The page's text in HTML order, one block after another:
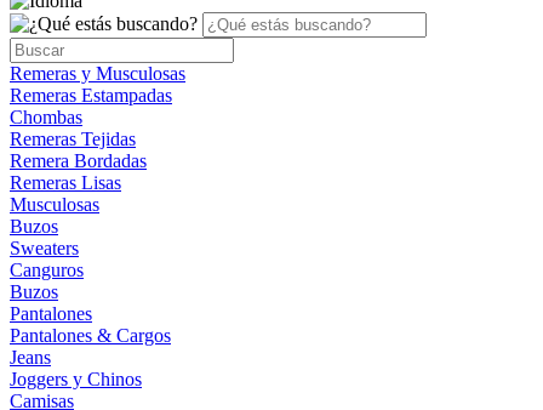
Remeras y Musculosas
Remeras Estampadas
Chombas
Remeras Tejidas
Remera Bordadas
Remeras Lisas
Musculosas
Buzos
Sweaters
Canguros
Buzos
Pantalones
Pantalones & Cargos
Jeans
Joggers y Chinos
Camisas